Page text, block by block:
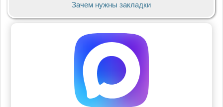
Зачем нужны закладки